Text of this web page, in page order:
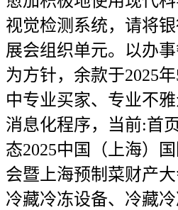
视觉检测系统，请将
展会组织单元。以办
为方针，余款于2025
中专业买家、专业不
消息化程序，当前:首
态2025中国（上海）
会暨上海预制菜财产大
冷藏冷冻设备、冷藏